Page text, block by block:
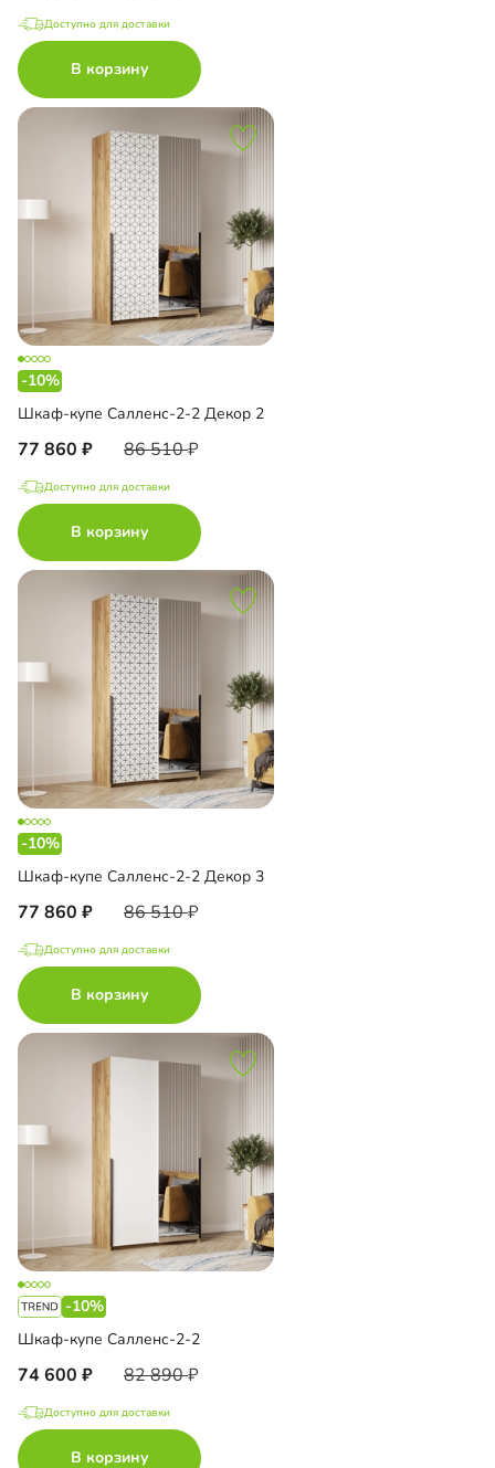
Доступно для доставки
В корзину
-10%
Шкаф-купе Салленс-2-2 Декор 2
77 860 86 510
Доступно для доставки
В корзину
-10%
Шкаф-купе Салленс-2-2 Декор 3
77 860 86 510
Доступно для доставки
В корзину
-10%
Шкаф-купе Салленс-2-2
74 600 82 890
Доступно для доставки
В корзину